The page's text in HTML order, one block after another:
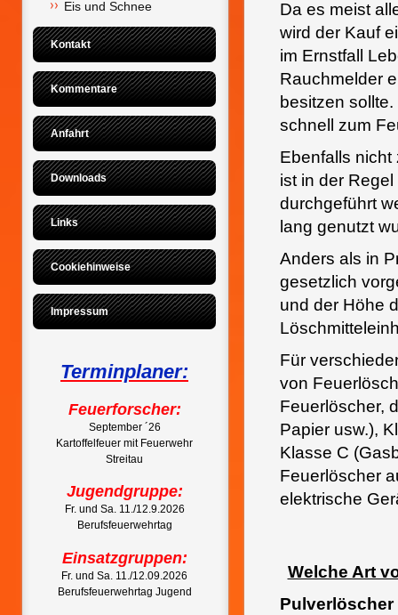
Eis und Schnee
Kontakt
Kommentare
Anfahrt
Downloads
Links
Cookiehinweise
Impressum
Terminplaner:
Feuerforscher:
September ´26
Kartoffelfeuer mit Feuerwehr
Streitau
Jugendgruppe:
Fr. und Sa. 11./12.9.2026
Berufsfeuerwehrtag
Einsatzgruppen:
Fr. und Sa. 11./12.09.2026
Berufsfeuerwehrtag Jugend
Da es meist
wird der Kauf
im Ernstfall
Rauchmelder
besitzen
schnell zum
Ebenfalls nicht
ist in der
durchgeführt
lang genutzt
Anders als in
gesetzlich
und der Höhe
Für
von
Feuerlöscher,
Papier usw.),
Klasse C
Feuerlöscher
elektrische
Welche Art
Pulverlöscher